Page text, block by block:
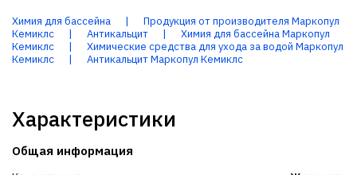
Химия для бассейна |
Продукция от производителя Маркопул
Кемиклс
| Антикальцит |
Химия для бассейна Маркопул
Кемиклс
|
Химические средства для ухода за водой Маркопул
Кемиклс
| Антикальцит Маркопул Кемиклс
Характеристики
Общая информация